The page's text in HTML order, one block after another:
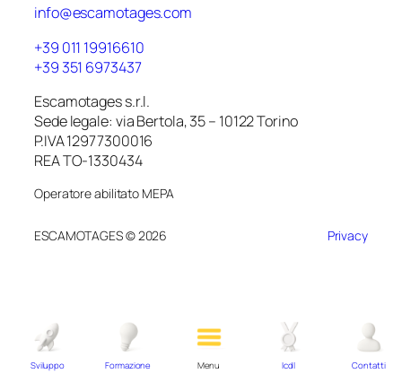
Sviluppo Formazione Menu Icdl Contatti
info@escamotages.com
+39 011 19916610
+39 351 6973437
Escamotages s.r.l.
Sede legale: via Bertola, 35 – 10122 Torino
P.IVA 12977300016
REA TO-1330434
Operatore abilitato MEPA
ESCAMOTAGES © 2026 Privacy